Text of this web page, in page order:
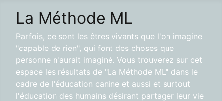
La Méthode ML
Parfois, ce sont les êtres vivants que l'on imagine
"capable de rien", qui font des choses que
personne n'aurait imaginé. Vous trouverez sur cet
espace les résultats de "La Méthode ML" dans le
cadre de l'éducation canine et aussi et surtout
l'éducation des humains désirant partager leur vie